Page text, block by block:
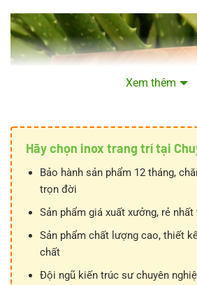
Xem thêm
Hãy chọn inox trang trí tại
Bảo hành sản phẩm 12 tháng,
trọn đời
Sản phẩm giá xuất xưởng, rẻ
Sản phẩm chất lượng cao, thiết
chất
Đội ngũ kiến trúc sư chuyên